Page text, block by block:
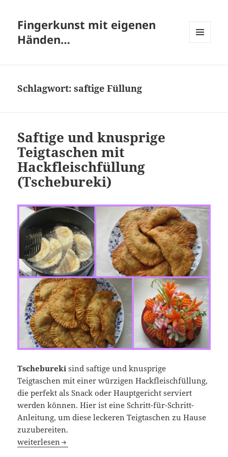
Fingerkunst mit eigenen
Händen…
Schlagwort:saftige Füllung
Saftige und knusprige
Teigtaschen mit
Hackfleischfüllung
(Tschebureki)
Tschebureki sind saftige und knusprige
Teigtaschen mit einer würzigen Hackfleischfüllung,
die perfekt als Snack oder Hauptgericht serviert
werden können. Hier ist eine Schritt-für-Schritt-
Anleitung, um diese leckeren Teigtaschen zu Hause
zuzubereiten.
Saftige und knusprige Teigtaschen mit
weiterlesen